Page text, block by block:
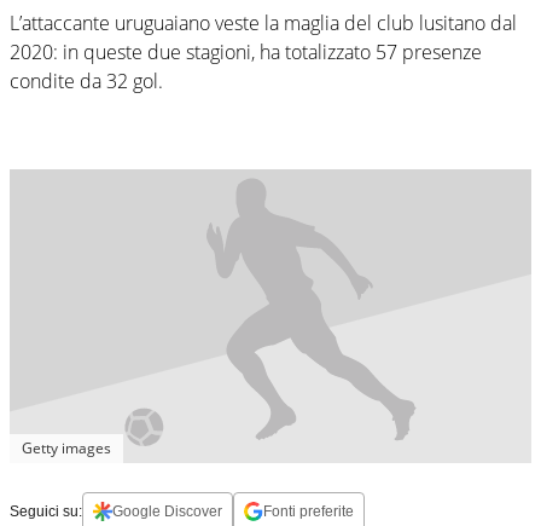
L’attaccante uruguaiano veste la maglia del club lusitano dal
2020: in queste due stagioni, ha totalizzato 57 presenze
condite da 32 gol.
Getty images
Seguici su: Google Discover Fonti preferite